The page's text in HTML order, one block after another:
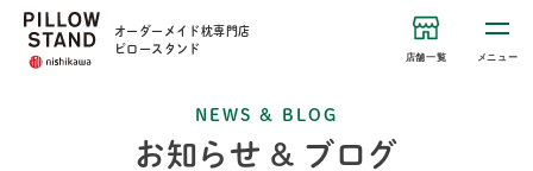
オーダーメイド枕専門店
ピロースタンド
店舗一覧 メニュー
NEWS & BLOG
お知らせ & ブログ